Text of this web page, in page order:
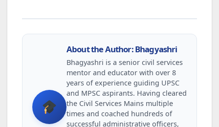
About the Author: Bhagyashri
Bhagyashri is a senior civil services
mentor and educator with over 8
years of experience guiding UPSC
and MPSC aspirants. Having cleared
the Civil Services Mains multiple
times and coached hundreds of
successful administrative officers,